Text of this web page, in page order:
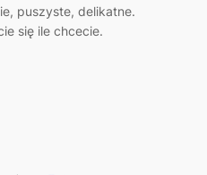
puszyste, delikatne.
się ile chcecie.